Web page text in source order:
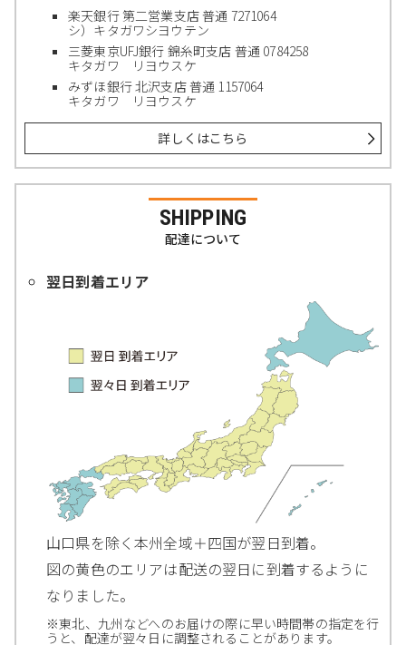
楽天銀行 第二営業支店 普通 7271064
シ）キタガワシヨウテン
三菱東京UFJ銀行 錦糸町支店 普通 0784258
キタガワ リヨウスケ
みずほ銀行 北沢支店 普通 1157064
キタガワ リヨウスケ
詳しくはこちら
SHIPPING
配達について
翌日到着エリア
山口県を除く本州全域＋四国が翌日到着。
図の黄色のエリアは配送の翌日に到着するように
なりました。
※東北、九州などへのお届けの際に早い時間帯の指定を行
うと、配達が翌々日に調整されることがあります。